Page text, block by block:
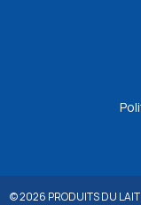
© 2026 PRODUITS DU LAIT